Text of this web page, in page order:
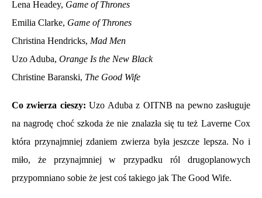
Lena Headey, Game of Thrones
Emilia Clarke, Game of Thrones
Christina Hendricks, Mad Men
Uzo Aduba, Orange Is the New Black
Christine Baranski, The Good Wife
Co zwierza cieszy: Uzo Aduba z OITNB na pewno zasługuje
na nagrodę choć szkoda że nie znalazła się tu też Laverne Cox
która przynajmniej zdaniem zwierza była jeszcze lepsza. No i
miło, że przynajmniej w przypadku ról drugoplanowych
przypomniano sobie że jest coś takiego jak The Good Wife.